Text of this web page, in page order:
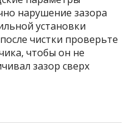
нарушение зазора
установки
чистки проверьте
чтобы он не
зазор сверх